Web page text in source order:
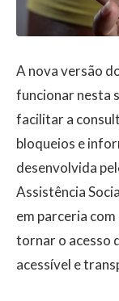
A nova versão
funcionar nesta
facilitar a
bloqueios e
desenvolvida
Assistência
em parceria com
tornar o acesso
acessível e